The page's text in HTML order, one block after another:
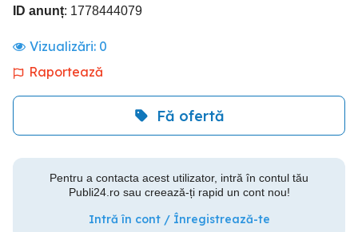
ID anunț: 1778444079
Vizualizări: 0
Raportează
Fă ofertă
Pentru a contacta acest utilizator, intră în contul tău
Publi24.ro sau creează-ți rapid un cont nou!
Intră în cont / Înregistrează-te